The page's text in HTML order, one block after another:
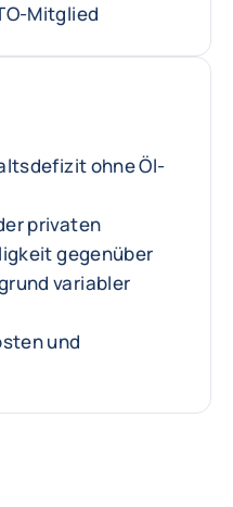
Mitglied
ohne Öl-
privaten
gegenüber
variabler
und